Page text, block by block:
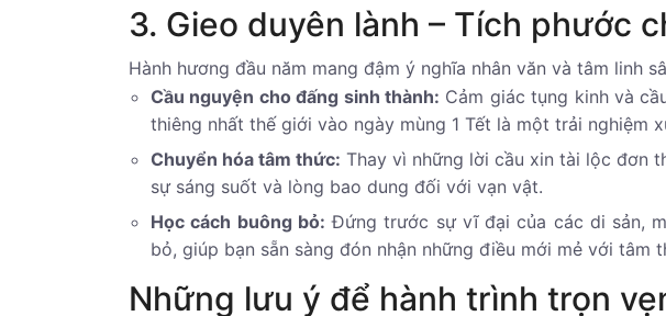
3. Gieo duyên lành – Tích phước
Hành hương đầu năm mang đậm ý nghĩa nhân văn và tâm linh
Cầu nguyện cho đấng sinh thành: Cảm giác tụng kinh và
thiêng nhất thế giới vào ngày mùng 1 Tết là một trải nghiệm
Chuyển hóa tâm thức: Thay vì những lời cầu xin tài lộc đơn
sự sáng suốt và lòng bao dung đối với vạn vật.
Học cách buông bỏ: Đứng trước sự vĩ đại của các di sản,
bỏ, giúp bạn sẵn sàng đón nhận những điều mới mẻ với tâm
Những lưu ý để hành trình trọn